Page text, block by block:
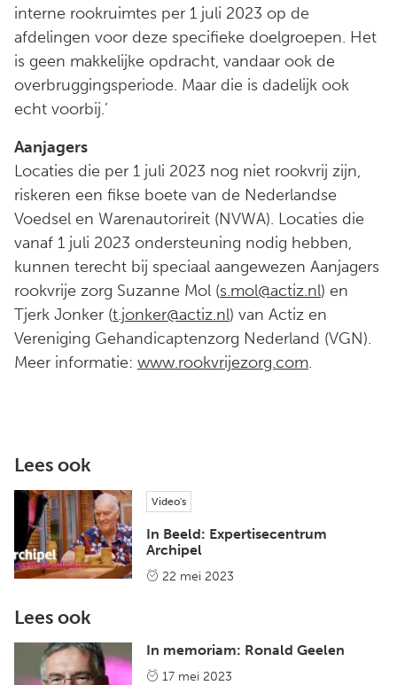
interne rookruimtes per 1 juli 2023 op de
afdelingen voor deze specifieke doelgroepen. Het
is geen makkelijke opdracht, vandaar ook de
overbruggingsperiode. Maar die is dadelijk ook
echt voorbij.’
Aanjagers
Locaties die per 1 juli 2023 nog niet rookvrij zijn,
riskeren een fikse boete van de Nederlandse
Voedsel en Warenautorireit (NVWA). Locaties die
vanaf 1 juli 2023 ondersteuning nodig hebben,
kunnen terecht bij speciaal aangewezen Aanjagers
rookvrije zorg Suzanne Mol (s.mol@actiz.nl) en
Tjerk Jonker (t.jonker@actiz.nl) van Actiz en
Vereniging Gehandicaptenzorg Nederland (VGN).
Meer informatie: www.rookvrijezorg.com.
Lees ook
Video's
In Beeld: Expertisecentrum
Archipel
22 mei 2023
Lees ook
In memoriam: Ronald Geelen
17 mei 2023